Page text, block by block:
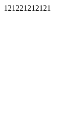
121221212121